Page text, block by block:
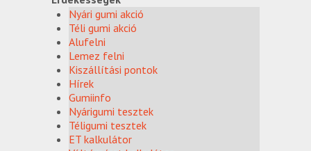
Nyári gumi akció
Téli gumi akció
Alufelni
Lemez felni
Kiszállítási pontok
Hírek
Gumiinfo
Nyárigumi tesztek
Téligumi tesztek
ET kalkulátor